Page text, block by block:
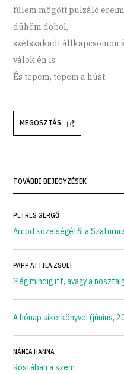
fülem mögött pulzáló
dühöm dobol,
szétszakadt állkapcsomon
válok én is
És tépem, tépem a húst.
MEGOSZTÁS
TOVÁBBI BEJEGYZÉSEK
PETRES GERGŐ
Arcod közelségétől a
PAPP ATTILA ZSOLT
Még mindig itt, avagy a
A hónap sikerkönyvei (június,
NÁNIA HANNA
Rostában a szem